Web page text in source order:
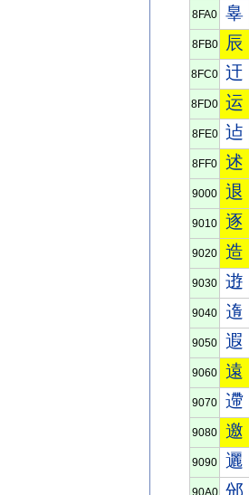
8FA0 辠
8FB0 辰
8FC0 迀
8FD0 运
8FE0 迠
8FF0 述
9000 退
9010 逐
9020 造
9030 逰
9040 遀
9050 遐
9060 遠
9070 遰
9080 邀
9090 邐
90A0 邠